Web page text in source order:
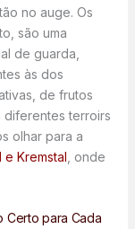
no auge. Os
são uma
de guarda,
às dos
de frutos
diferentes terroirs
olhar para a
Kremstal , onde
Certo para Cada